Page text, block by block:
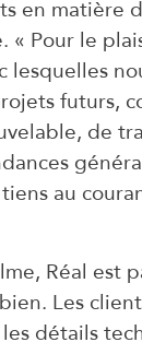
en matière
Pour le
lesquelles
futurs,
de
au
Réal est
Les
détails